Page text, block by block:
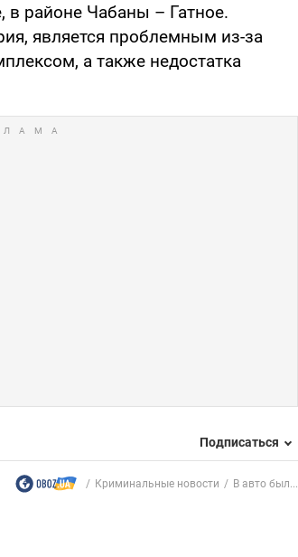
в районе Чабаны – Гатное.
является проблемным из-за
а также недостатка
Подписаться
Криминальные новости В авто был...